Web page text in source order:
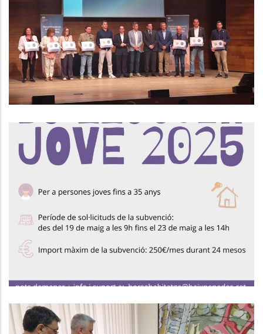
Reconeixements Administració
Oberta 2024 Per Segon Any
Consecutiu
Altres
Convocatòria Ajuts Bo Lloguer
Habitatge,Joventut